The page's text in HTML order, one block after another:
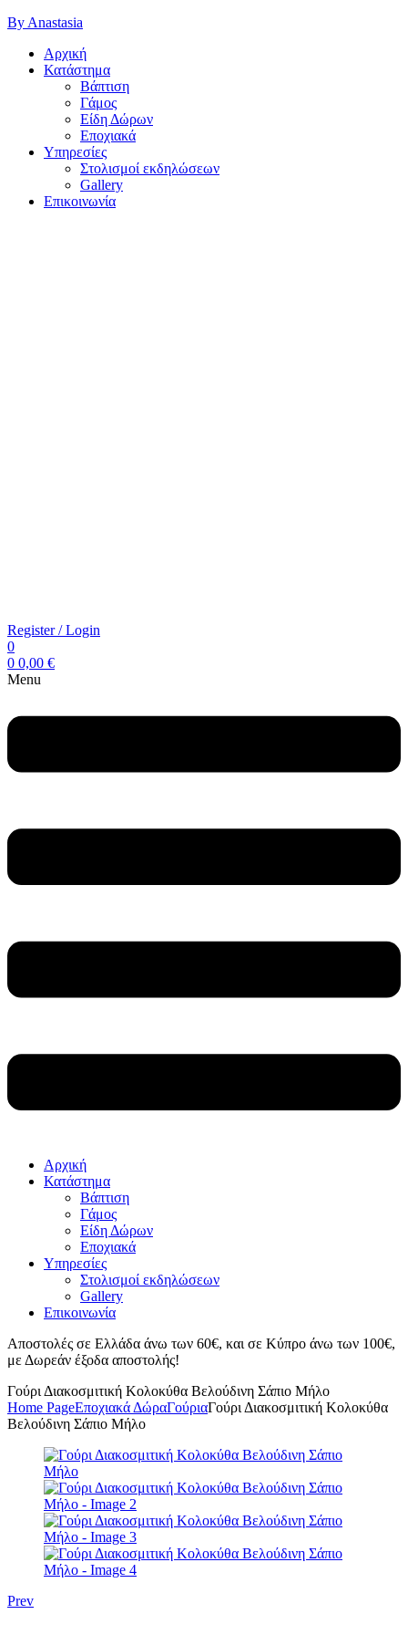
By Anastasia
Αρχική
Κατάστημα
Βάπτιση
Γάμος
Είδη Δώρων
Εποχιακά
Υπηρεσίες
Στολισμοί εκδηλώσεων
Gallery
Επικοινωνία
Register / Login
0
0 0,00 €
Menu
Αρχική
Κατάστημα
Βάπτιση
Γάμος
Είδη Δώρων
Εποχιακά
Υπηρεσίες
Στολισμοί εκδηλώσεων
Gallery
Επικοινωνία
Αποστολές σε Ελλάδα άνω των 60€, και σε Κύπρο άνω των 100€,
με Δωρεάν έξοδα αποστολής!
Γούρι Διακοσμιτική Κολοκύθα Βελούδινη Σάπιο Μήλο
Home PageΕποχιακά ΔώραΓούριαΓούρι Διακοσμιτική Κολοκύθα
Βελούδινη Σάπιο Μήλο
Prev